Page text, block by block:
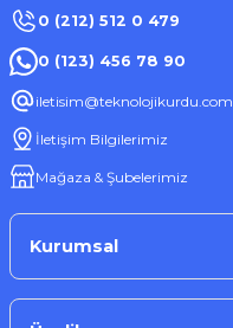
0 (212) 512 0 479
0 (123) 456 78 90
iletisim@teknolojikurdu.com
İletişim Bilgilerimiz
Mağaza & Şubelerimiz
Kurumsal